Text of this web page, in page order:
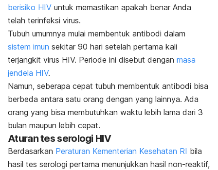
berisiko HIV untuk memastikan apakah benar Anda
telah terinfeksi virus.
Tubuh umumnya mulai membentuk antibodi dalam
sistem imun sekitar 90 hari setelah pertama kali
terjangkit virus HIV. Periode ini disebut dengan masa
jendela HIV.
Namun, seberapa cepat tubuh membentuk antibodi bisa
berbeda antara satu orang dengan yang lainnya. Ada
orang yang bisa membutuhkan waktu lebih lama dari 3
bulan maupun lebih cepat.
Aturan tes serologi HIV
Berdasarkan Peraturan Kementerian Kesehatan RI bila
hasil tes serologi pertama menunjukkan hasil non-reaktif,